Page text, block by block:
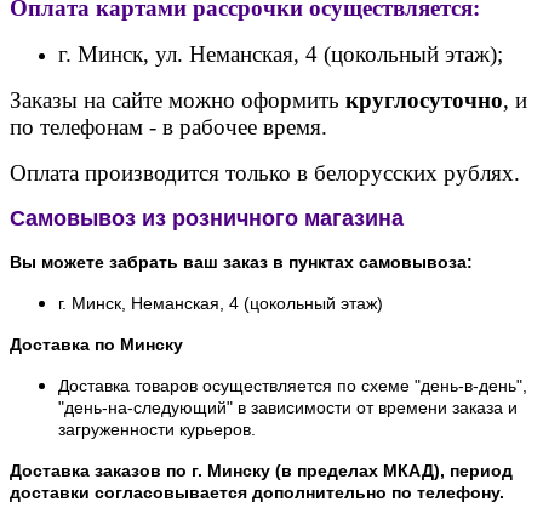
Оплата картами рассрочки осуществляется:
г. Минск, ул. Неманская, 4 (цокольный этаж);
Заказы на сайте можно оформить круглосуточно, и
по телефонам - в рабочее время.
Оплата производится только в белорусских рублях.
Самовывоз из розничного магазина
Вы можете забрать ваш заказ в пунктах самовывоза:
г. Минск, Неманская, 4 (цокольный этаж)
Доставка по Минску
Доставка товаров осуществляется по схеме "день-в-день",
"день-на-следующий" в зависимости от времени заказа и
загруженности курьеров.
Доставка заказов по г. Минску (в пределах МКАД), период
доставки согласовывается дополнительно по телефону.